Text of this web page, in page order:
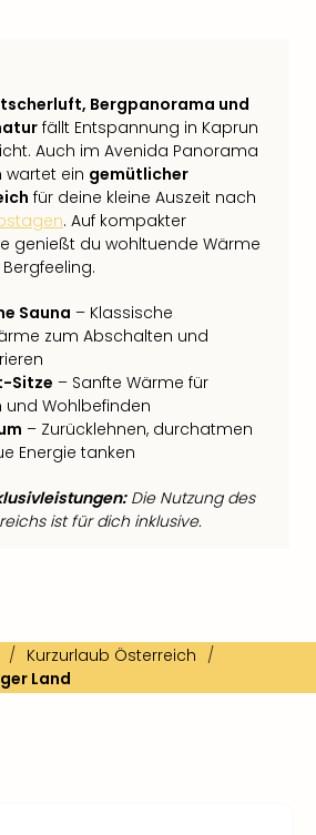
Bergpanorama und
fällt Entspannung in Kaprun
Auch im Avenida Panorama
wartet ein gemütlicher
für deine kleine Auszeit nach
. Auf kompakter
genießt du wohltuende Wärme
Sauna – Klassische
zum Abschalten und
Sitze – Sanfte Wärme für
und Wohlbefinden
– Zurücklehnen, durchatmen
Energie tanken
Die Nutzung des
ist für dich inklusive.
/ Kurzurlaub Österreich /
Land